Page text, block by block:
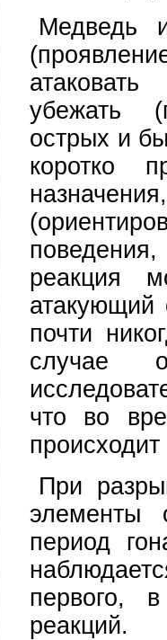
Медведь
убежать
острых и
коротко
реакция
атакующий
почти
случае
что во
При
элементы
период
первого,
реакций.